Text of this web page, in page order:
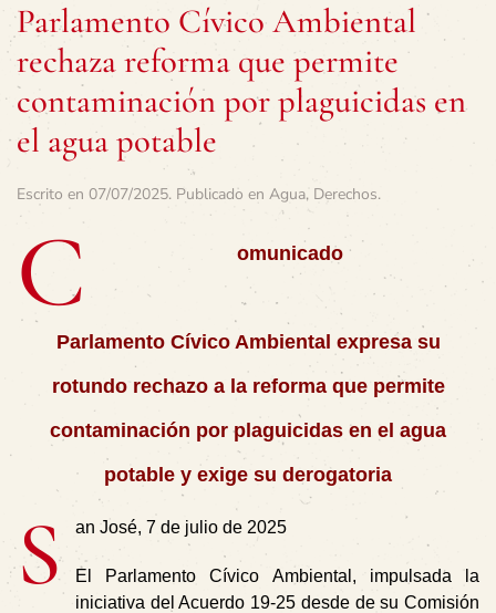
Parlamento Cívico Ambiental
rechaza reforma que permite
contaminación por plaguicidas en
el agua potable
Escrito en 07/07/2025. Publicado en Agua, Derechos.
C omunicado
Parlamento Cívico Ambiental expresa su
rotundo rechazo a la reforma que permite
contaminación por plaguicidas en el agua
potable y exige su derogatoria
S an José, 7 de julio de 2025
El Parlamento Cívico Ambiental, impulsada la
iniciativa del Acuerdo 19-25 desde de su Comisión